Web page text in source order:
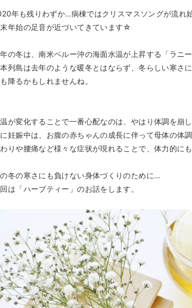
年も残りわずか…病棟ではクリスマスソングが流れ
年始の足音が近づいてきています☆
の冬は、南米ペルー沖の海面水温が上昇する「ラニ
列島は去年のような暖冬とはならず、冬らしい寒さ
降るかもしれませんね。
が変化することで一番心配なのは、やはり体調を崩
妊娠中は、お腹の赤ちゃんの成長に伴って母体の体調
りや腰痛など様々な症状が現れることで、体力的に
冬の寒さにも負けない身体づくりのために…
は「ハーブティー」のお話をします。